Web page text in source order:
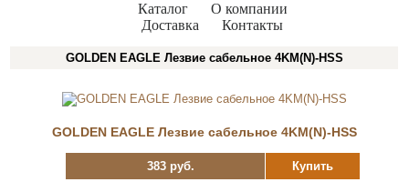
Каталог
О компании
Доставка
Контакты
GOLDEN EAGLE Лезвие сабельное 4KM(N)-HSS
GOLDEN EAGLE Лезвие сабельное 4KM(N)-HSS
383 руб. Купить